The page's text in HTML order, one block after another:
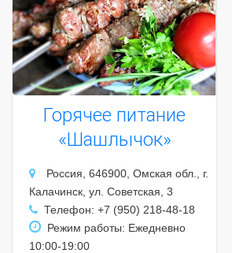
Горячее питание
«Шашлычок»
Россия, 646900, Омская обл., г.
Калачинск, ул. Советская, 3
Телефон: +7 (950) 218-48-18
Режим работы: Ежедневно
10:00-19:00